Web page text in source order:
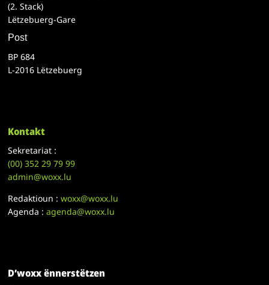
(2. Stack)
Lëtzebuerg-Gare
Post
BP 684
L-2016 Lëtzebuerg
Kontakt
Sekretariat :
(00)352 29 79 99
admin@woxx.lu
Redaktioun :woxx@woxx.lu
Agenda :agenda@woxx.lu
D’woxx ënnerstëtzen